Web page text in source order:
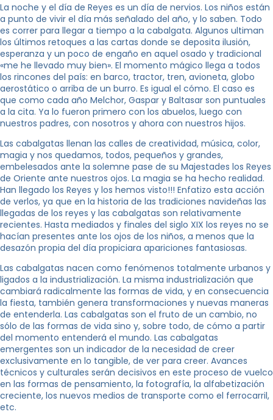
La noche y el día de Reyes es un día de nervios. Los niños están
a punto de vivir el día más señalado del año, y lo saben. Todo
es correr para llegar a tiempo a la cabalgata. Algunos ultiman
los últimos retoques a las cartas donde se deposita ilusión,
esperanza y un poco de engaño en aquel osado y tradicional
«me he llevado muy bien». El momento mágico llega a todos
los rincones del país: en barco, tractor, tren, avioneta, globo
aerostático o arriba de un burro. Es igual el cómo. El caso es
que como cada año Melchor, Gaspar y Baltasar son puntuales
a la cita. Ya lo fueron primero con los abuelos, luego con
nuestros padres, con nosotros y ahora con nuestros hijos.
Las cabalgatas llenan las calles de creatividad, música, color,
magia y nos quedamos, todos, pequeños y grandes,
embelesados ​​ante la solemne pase de su Majestades los Reyes
de Oriente ante nuestros ojos. La magia se ha hecho realidad.
Han llegado los Reyes y los hemos visto!!! Enfatizo esta acción
de verlos, ya que en la historia de las tradiciones navideñas las
llegadas de los reyes y las cabalgatas son relativamente
recientes. Hasta mediados y finales del siglo XIX los reyes no se
hacían presentes ante los ojos de los niños, a menos que la
desazón propia del día propiciara apariciones fantasiosas.
Las cabalgatas nacen como fenómenos totalmente urbanos y
ligados a la industrialización. La misma industrialización que
cambiará radicalmente las formas de vida, y en consecuencia
la fiesta, también genera transformaciones y nuevas maneras
de entenderla. Las cabalgatas son el fruto de un cambio, no
sólo de las formas de vida sino y, sobre todo, de cómo a partir
del momento entenderá el mundo. Las cabalgatas
emergentes son un indicador de la necesidad de creer
exclusivamente en lo tangible, de ver para creer. Avances
técnicos y culturales serán decisivos en este proceso de vuelco
en las formas de pensamiento, la fotografía, la alfabetización
creciente, los nuevos medios de transporte como el ferrocarril,
etc.